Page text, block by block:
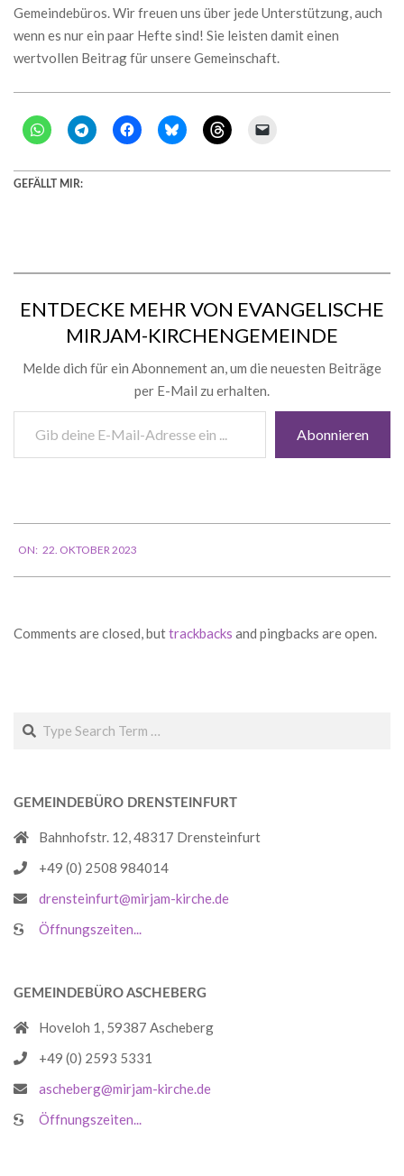
Gemeindebüros. Wir freuen uns über jede Unterstützung, auch
wenn es nur ein paar Hefte sind! Sie leisten damit einen
wertvollen Beitrag für unsere Gemeinschaft.
GEFÄLLT MIR:
ENTDECKE MEHR VON EVANGELISCHE
MIRJAM-KIRCHENGEMEINDE
Melde dich für ein Abonnement an, um die neuesten Beiträge
per E-Mail zu erhalten.
deine
E-
Abonnieren
10-
22
ON: 22. OKTOBER 2023
Comments are closed, buttrackbacks and pingbacks are open.
Search
GEMEINDEBÜRO DRENSTEINFURT
Bahnhofstr. 12, 48317 Drensteinfurt
+49 (0) 2508 984014
drensteinfurt@mirjam-kirche.de
Öffnungszeiten...
GEMEINDEBÜRO ASCHEBERG
Hoveloh 1, 59387 Ascheberg
+49 (0) 2593 5331
ascheberg@mirjam-kirche.de
Öffnungszeiten...